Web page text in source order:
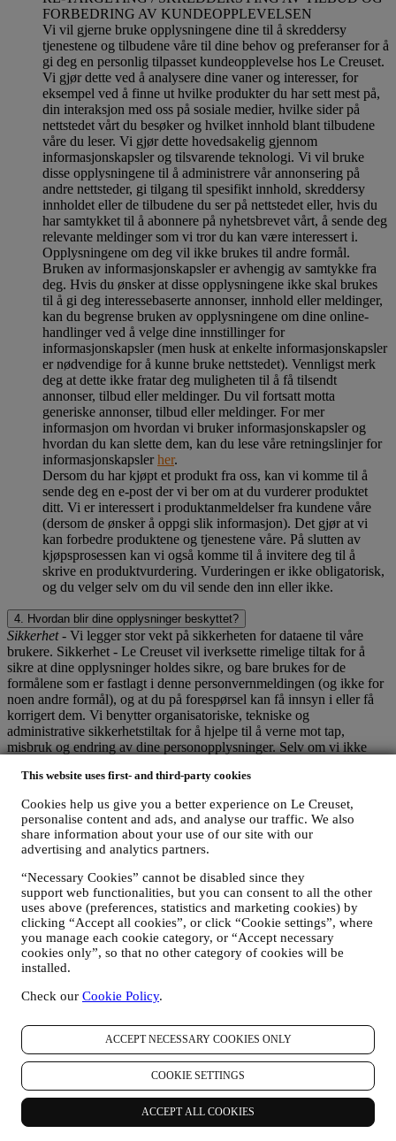
This website uses first- and third-party cookies
Cookies help us give you a better experience on Le Creuset,
personalise content and ads, and analyse our traffic. We also
share information about your use of our site with our
advertising and analytics partners.
“Necessary Cookies” cannot be disabled since they
support web functionalities, but you can consent to all the other
uses above (preferences, statistics and marketing cookies) by
clicking “Accept all cookies”, or click “Cookie settings”, where
you manage each cookie category, or “Accept necessary
cookies only”, so that no other category of cookies will be
installed.
Check our Cookie Policy.
ACCEPT NECESSARY COOKIES ONLY
COOKIE SETTINGS
ACCEPT ALL COOKIES
FORBEDRING AV KUNDEOPPLEVELSEN
Vi vil gjerne bruke opplysningene dine til å skreddersy
tjenestene og tilbudene våre til dine behov og preferanser for å
gi deg en personlig tilpasset kundeopplevelse hos Le Creuset.
Vi gjør dette ved å analysere dine vaner og interesser, for
eksempel ved å finne ut hvilke produkter du har sett mest på,
din interaksjon med oss på sosiale medier, hvilke sider på
nettstedet vårt du besøker og hvilket innhold blant tilbudene
våre du leser. Vi gjør dette hovedsakelig gjennom
informasjonskapsler og tilsvarende teknologi. Vi vil bruke
disse opplysningene til å administrere vår annonsering på
andre nettsteder, gi tilgang til spesifikt innhold, skreddersy
innholdet eller de tilbudene du ser på nettstedet eller, hvis du
har samtykket til å abonnere på nyhetsbrevet vårt, å sende deg
relevante meldinger som vi tror du kan være interessert i.
Opplysningene om deg vil ikke brukes til andre formål.
Bruken av informasjonskapsler er avhengig av samtykke fra
deg. Hvis du ønsker at disse opplysningene ikke skal brukes
til å gi deg interessebaserte annonser, innhold eller meldinger,
kan du begrense bruken av opplysningene om dine online-
handlinger ved å velge dine innstillinger for
informasjonskapsler (men husk at enkelte informasjonskapsler
er nødvendige for å kunne bruke nettstedet). Vennligst merk
deg at dette ikke fratar deg muligheten til å få tilsendt
annonser, tilbud eller meldinger. Du vil fortsatt motta
generiske annonser, tilbud eller meldinger. For mer
informasjon om hvordan vi bruker informasjonskapsler og
hvordan du kan slette dem, kan du lese våre retningslinjer for
informasjonskapslerher.
Dersom du har kjøpt et produkt fra oss, kan vi komme til å
sende deg en e-post der vi ber om at du vurderer produktet
ditt. Vi er interessert i produktanmeldelser fra kundene våre
(dersom de ønsker å oppgi slik informasjon). Det gjør at vi
kan forbedre produktene og tjenestene våre. På slutten av
kjøpsprosessen kan vi også komme til å invitere deg til å
skrive en produktvurdering. Vurderingen er ikke obligatorisk,
og du velger selv om du vil sende den inn eller ikke.
4. Hvordan blir dine opplysninger beskyttet?
Sikkerhet- Vi legger stor vekt på sikkerheten for dataene til våre
brukere. Sikkerhet - Le Creuset vil iverksette rimelige tiltak for å
sikre at dine opplysninger holdes sikre, og bare brukes for de
formålene som er fastlagt i denne personvernmeldingen (og ikke for
noen andre formål), og at du på forespørsel kan få innsyn i eller få
korrigert dem. Vi benytter organisatoriske, tekniske og
administrative sikkerhetstiltak for å hjelpe til å verne mot tap,
misbruk og endring av dine personopplysninger. Selv om vi ikke
iverksetter vi alle rimelige tiltak for å unngå det.
kunne behandles eller lagres både i og utenfor ditt bostedsland og
både i og utenfor Det europeiske økonomiske samarbeidsområdet
(EØS). Gitt den globale karakteren av Le Creusets kampanjer, kan
enkelte av de tilknyttede selskapene og partnerne til Le Creuset som
opptrer som behandlere få tilgang til dine personopplysninger
samtidig som de er etablert i land utenfor ditt bostedsland eller i land
utenfor EØS. I alle tilfelle vil dine opplysninger bare kunne
overføres til land utenfor EØS dersom de tilbyr adekvat beskyttelse i
samsvar med europeiske institusjoner (slik tilfellet er med Sveits
hvor Le Creuset Group AG er hjemmehørende) eller, hvis dette ikke
er tilfelle, under spesifikke kontraktsmessige ordninger som skal
av personopplysninger (for eksempel benytter vi de såkalte
tilfelle, når dine personopplysninger blir sendt til andre land enn ditt
bostedsland eller til land utenfor EØS, vil dine data bli beskyttet av
adekvate sikkerhetssystemer, som blir konstant oppdatert og
opprettholdt i henhold til datavernlovene.
5. Hvor lenge beholder vi dine opplysninger?
Vi vil beholde dine personopplysninger så lenge vi fortsatt trenger
dem for de formål de ble innsamlet til, og deretter vil de bli destruert